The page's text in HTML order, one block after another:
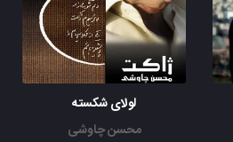
لولای شکسته
محسن چاوشی